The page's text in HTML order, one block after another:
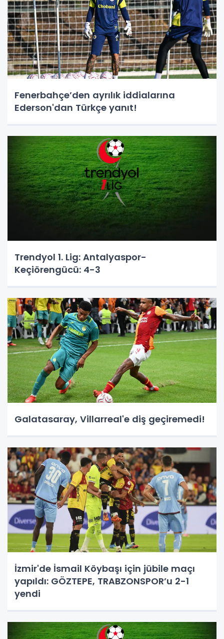
Fenerbahçe’den ayrılık iddialarına
Ederson'dan Türkçe yanıt!
Trendyol 1. Lig: Antalyaspor-
Keçiörengücü: 4-3
Galatasaray, Villarreal'e diş geçiremedi!
İzmir'de İsmail Köybaşı için jübile maçı
yapıldı: GÖZTEPE, TRABZONSPOR’u 2-1
yendi